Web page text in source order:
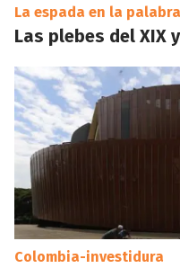
La espada en la palabra
Las plebes del XIX
Colombia-investidura